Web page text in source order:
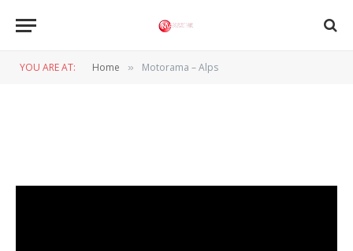
YOU ARE AT: Home » Motorama – Alps